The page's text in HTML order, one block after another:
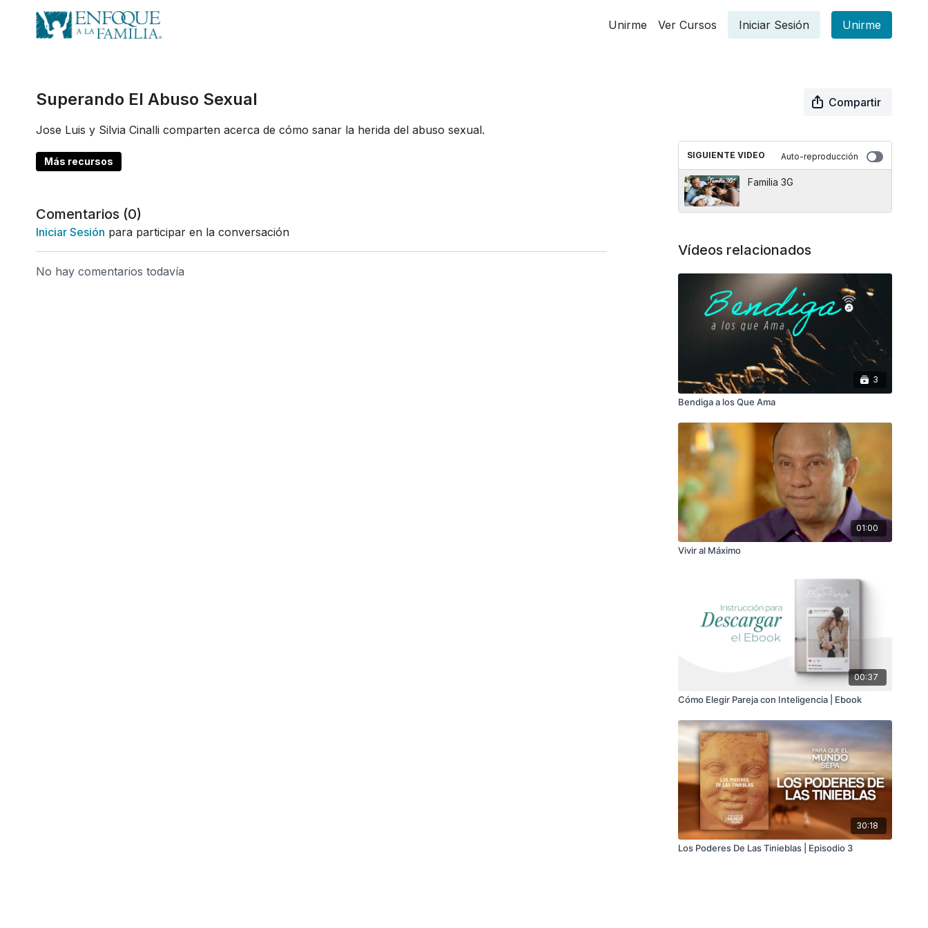
Unirme Ver Cursos Iniciar Sesión Unirme
Superando El Abuso Sexual
Compartir
Jose Luis y Silvia Cinalli comparten acerca de cómo sanar la herida del abuso sexual.
Más recursos
Comentarios (0)
Iniciar Sesión para participar en la conversación
No hay comentarios todavía
SIGUIENTE VIDEO Auto-reproducción
Familia 3G
Vídeos relacionados
3
Bendiga a los Que Ama
01:00
Vivir al Máximo
00:37
Cómo Elegir Pareja con Inteligencia | Ebook
30:18
Los Poderes De Las Tinieblas | Episodio 3